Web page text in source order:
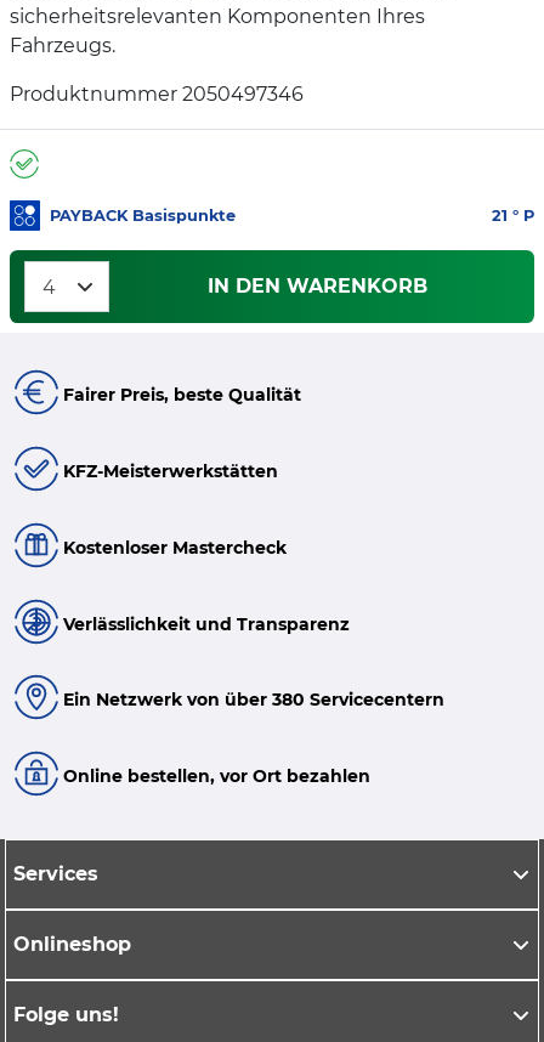
sicherheitsrelevanten Komponenten Ihres
Fahrzeugs.
Produktnummer 2050497346
PAYBACK Basispunkte 21 ° P
IN DEN WARENKORB
Fairer Preis, beste Qualität
KFZ-Meisterwerkstätten
Kostenloser Mastercheck
Verlässlichkeit und Transparenz
Ein Netzwerk von über 380 Servicecentern
Online bestellen, vor Ort bezahlen
Services
Onlineshop
Folge uns!